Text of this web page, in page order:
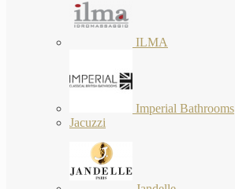
ILMA
Imperial Bathrooms
Jacuzzi